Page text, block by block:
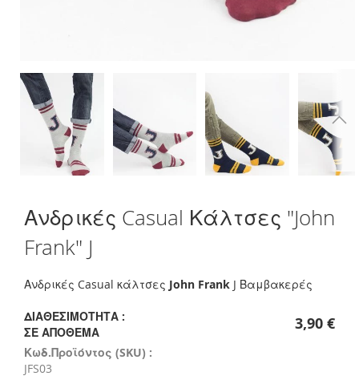
to
beginning
the
gallery
Ανδρικές Casual Κάλτσες "John
Frank" J
Ανδρικές Casual κάλτσες John Frank J Βαμβακερές
ΔΙΑΘΕΣΙΜΌΤΗΤΑ :
ΣΕ ΑΠΌΘΕΜΑ
Κωδ.Προϊόντος (SKU) :
JFS03
3,90 €